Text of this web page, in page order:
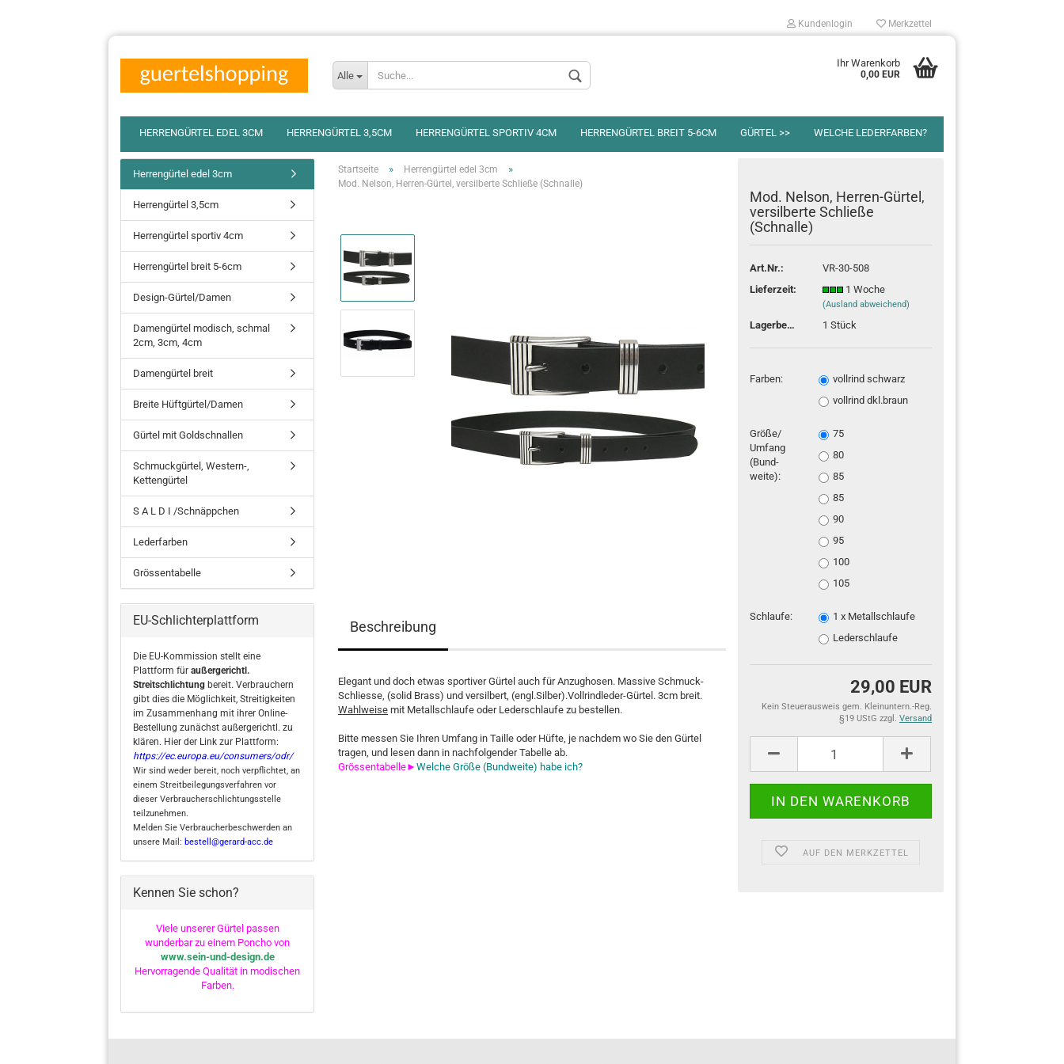
Kundenlogin Merkzettel
Alle
Ihr Warenkorb
0,00 EUR
HERRENGÜRTEL EDEL 3CM HERRENGÜRTEL 3,5CM HERRENGÜRTEL SPORTIV 4CM HERRENGÜRTEL BREIT 5-6CM WELCHE LEDERFARBEN?
GÜRTEL >>
Startseite » Herrengürtel edel 3cm »
Mod. Nelson, Herren-Gürtel, versilberte Schließe (Schnalle)
Mod. Nelson, Herren-Gürtel,
versilberte Schließe
(Schnalle)
Art.Nr.:
VR-30-508
Lieferzeit:
1 Woche
(Ausland abweichend)
Lagerbestand: 1 Stück
Farben:
vollrind schwarz
vollrind dkl.braun
Größe/
Umfang
(Bund-
weite):
75
80
85
85
90
95
100
105
Schlaufe:
1 x Metallschlaufe
Lederschlaufe
29,00 EUR
Kein Steuerausweis gem. Kleinuntern.-Reg.
§19 UStG zzgl. Versand
AUF DEN MERKZETTEL
Beschreibung
Elegant und doch etwas sportiver Gürtel auch für Anzughosen. Massive Schmuck-
Schliesse, (solid Brass) und versilbert, (engl.Silber).Vollrindleder-Gürtel. 3cm breit.
Wahlweise mit Metallschlaufe oder Lederschlaufe zu bestellen.
Bitte messen Sie Ihren Umfang in Taille oder Hüfte, je nachdem wo Sie den Gürtel
tragen, und lesen dann in nachfolgender Tabelle ab.
Grössentabelle► Welche Größe (Bundweite) habe ich?
Herrengürtel edel 3cm
Herrengürtel 3,5cm
Herrengürtel sportiv 4cm
Herrengürtel breit 5-6cm
Design-Gürtel/Damen
Damengürtel modisch, schmal
2cm, 3cm, 4cm
Damengürtel breit
Breite Hüftgürtel/Damen
Gürtel mit Goldschnallen
Schmuckgürtel, Western-,
Kettengürtel
S A L D I /Schnäppchen
Lederfarben
Grössentabelle
EU-Schlichterplattform
Die EU-Kommission stellt eine
Plattform für außergerichtl.
Streitschlichtung bereit. Verbrauchern
gibt dies die Möglichkeit, Streitigkeiten
im Zusammenhang mit ihrer Online-
Bestellung zunächst außergerichtl. zu
klären. Hier der Link zur Plattform:
https://ec.europa.eu/consumers/odr/
Wir sind weder bereit, noch verpflichtet, an
einem Streitbeilegungsverfahren vor
dieser Verbraucherschlichtungsstelle
teilzunehmen.
Melden Sie Verbraucherbeschwerden an
unsere Mail: bestell@gerard-acc.de
Kennen Sie schon?
Viele unserer Gürtel passen
wunderbar zu einem Poncho von
www.sein-und-design.de
Hervorragende Qualität in modischen
Farben.